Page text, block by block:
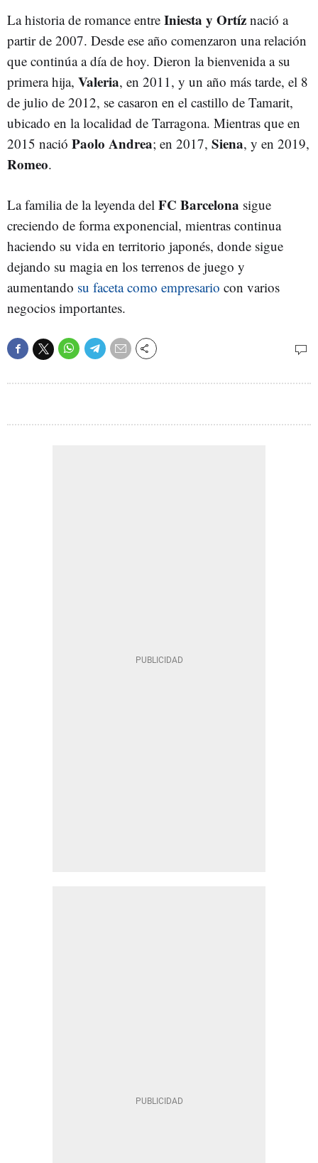
La historia de romance entre Iniesta y Ortíz nació a
partir de 2007. Desde ese año comenzaron una relación
que continúa a día de hoy. Dieron la bienvenida a su
primera hija, Valeria, en 2011, y un año más tarde, el 8
de julio de 2012, se casaron en el castillo de Tamarit,
ubicado en la localidad de Tarragona. Mientras que en
2015 nació Paolo Andrea; en 2017, Siena, y en 2019,
Romeo.
La familia de la leyenda del FC Barcelona sigue
creciendo de forma exponencial, mientras continua
haciendo su vida en territorio japonés, donde sigue
dejando su magia en los terrenos de juego y
aumentando su faceta como empresario con varios
negocios importantes.